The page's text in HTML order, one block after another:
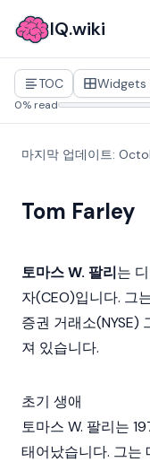
IQ.wiki
TOC Widgets
0% read
마지막 업데이트:
Tom Farley
토마스 W. 팔리는
자(CEO)입니다. 그
증권 거래소(NYSE)
져 있습니다.
초기 생애
토마스 W. 팔리는
태어났습니다. 그는